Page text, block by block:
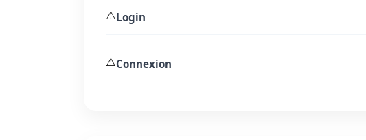
⚠️Login
⚠️Connexion